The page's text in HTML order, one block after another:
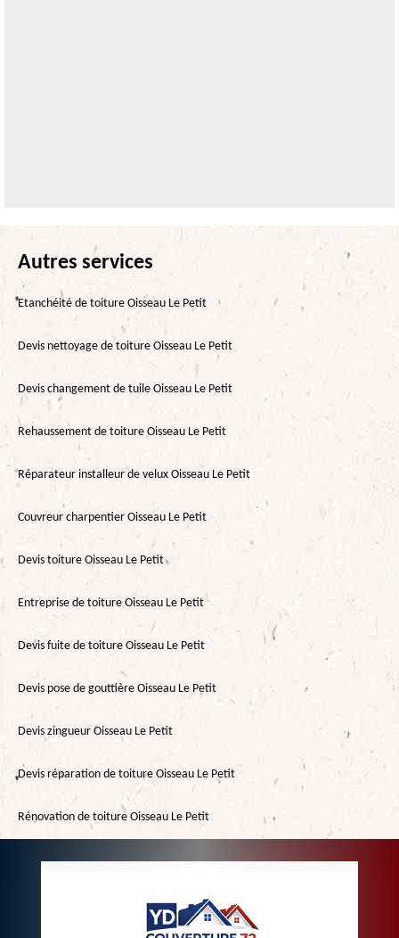
Autres services
Etanchéité de toiture Oisseau Le Petit
Devis nettoyage de toiture Oisseau Le Petit
Devis changement de tuile Oisseau Le Petit
Rehaussement de toiture Oisseau Le Petit
Réparateur installeur de velux Oisseau Le Petit
Couvreur charpentier Oisseau Le Petit
Devis toiture Oisseau Le Petit
Entreprise de toiture Oisseau Le Petit
Devis fuite de toiture Oisseau Le Petit
Devis pose de gouttière Oisseau Le Petit
Devis zingueur Oisseau Le Petit
Devis réparation de toiture Oisseau Le Petit
Rénovation de toiture Oisseau Le Petit